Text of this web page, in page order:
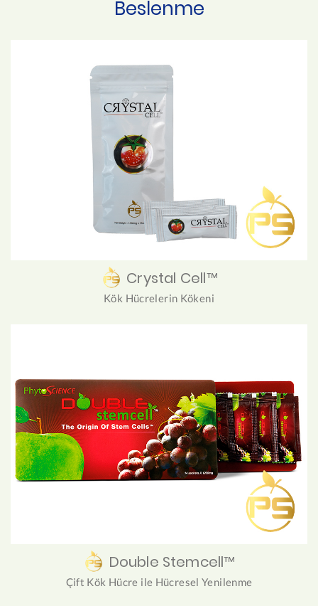
Beslenme
Crystal Cell™
Kök Hücrelerin Kökeni
Double Stemcell™
Çift Kök Hücre ile Hücresel Yenilenme